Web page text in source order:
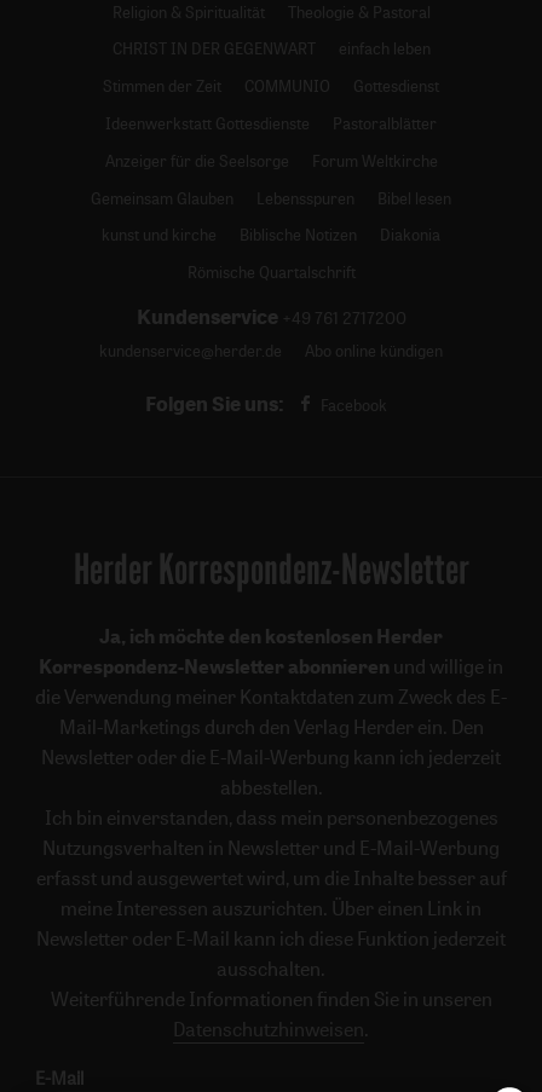
Religion & Spiritualität
Theologie & Pastoral
CHRIST IN DER GEGENWART
einfach leben
Stimmen der Zeit
COMMUNIO
Gottesdienst
Ideenwerkstatt Gottesdienste
Pastoralblätter
Anzeiger für die Seelsorge
Forum Weltkirche
Gemeinsam Glauben
Lebensspuren
Bibel lesen
kunst und kirche
Biblische Notizen
Diakonia
Römische Quartalschrift
Kundenservice +49 761 2717200
kundenservice@herder.de
Abo online kündigen
Folgen Sie uns: Facebook
Herder Korrespondenz-Newsletter
Ja, ich möchte den kostenlosen Herder
Korrespondenz-Newsletter abonnieren und willige in
die Verwendung meiner Kontaktdaten zum Zweck des E-
Mail-Marketings durch den Verlag Herder ein. Den
Newsletter oder die E-Mail-Werbung kann ich jederzeit
abbestellen.
Ich bin einverstanden, dass mein personenbezogenes
Nutzungsverhalten in Newsletter und E-Mail-Werbung
erfasst und ausgewertet wird, um die Inhalte besser auf
meine Interessen auszurichten. Über einen Link in
Newsletter oder E-Mail kann ich diese Funktion jederzeit
ausschalten.
Weiterführende Informationen finden Sie in unseren
Datenschutzhinweisen .
E-Mail